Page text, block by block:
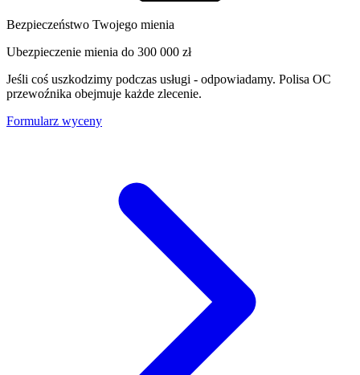
Bezpieczeństwo Twojego mienia
Ubezpieczenie mienia do 300 000 zł
Jeśli coś uszkodzimy podczas usługi - odpowiadamy. Polisa OC
przewoźnika obejmuje każde zlecenie.
Formularz wyceny